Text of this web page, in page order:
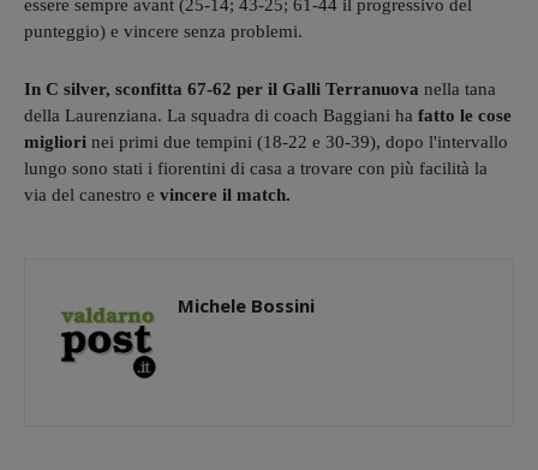
essere sempre avant (25-14; 43-25; 61-44 il progressivo del
punteggio) e vincere senza problemi.
In C silver, sconfitta 67-62 per il Galli Terranuova nella tana
della Laurenziana. La squadra di coach Baggiani ha fatto le cose
migliori nei primi due tempini (18-22 e 30-39), dopo l'intervallo
lungo sono stati i fiorentini di casa a trovare con più facilità la
via del canestro e vincere il match.
Michele Bossini